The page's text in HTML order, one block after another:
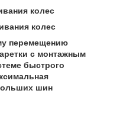
колес
перемещению
с монтажным
быстрого
шин